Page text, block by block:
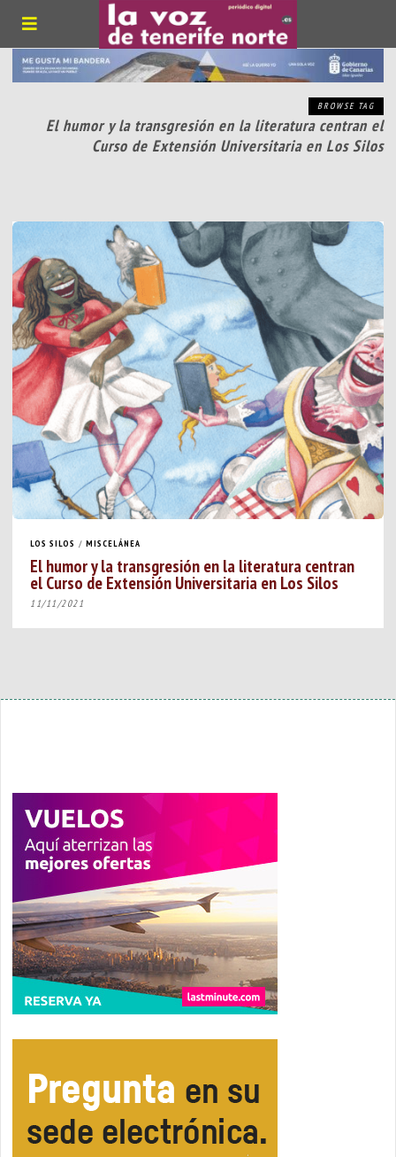
BROWSE TAG
El humor y la transgresión en la literatura centran el
Curso de Extensión Universitaria en Los Silos
LOS SILOS / MISCELÁNEA
El humor y la transgresión en la literatura centran
el Curso de Extensión Universitaria en Los Silos
11/11/2021